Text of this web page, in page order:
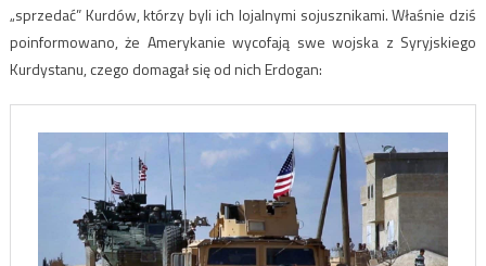
„sprzedać” Kurdów, którzy byli ich lojalnymi sojusznikami. Właśnie dziś
poinformowano, że Amerykanie wycofają swe wojska z Syryjskiego
Kurdystanu, czego domagał się od nich Erdogan: